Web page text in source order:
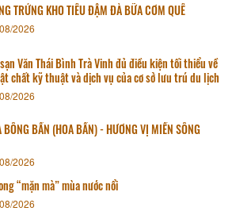
TRỨNG KHO TIÊU ĐẬM ĐÀ BỮA CƠM QUÊ
2026
Văn Thái Bình Trà Vinh đủ điều kiện tối thiểu về
chất kỹ thuật và dịch vụ của cơ sở lưu trú du lịch
2026
BÔNG BẦN (HOA BẦN) - HƯƠNG VỊ MIỀN SÔNG
2026
“mặn mà” mùa nước nổi
2026